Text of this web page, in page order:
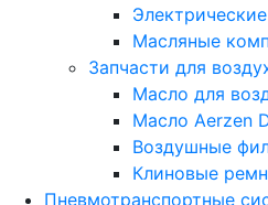
Масляные
Запчасти для
Масло для
Масло Aerzen
Воздушные
Клиновые
Пневмотранспортные